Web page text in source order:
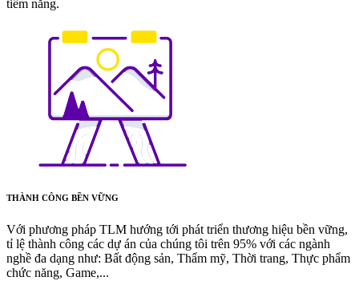
tiềm năng.
THÀNH CÔNG BỀN VỮNG
Với phương pháp TLM hướng tới phát triển thương hiệu bền vững,
tỉ lệ thành công các dự án của chúng tôi trên 95% với các ngành
nghề đa dạng như: Bất động sản, Thẩm mỹ, Thời trang, Thực phẩm
chức năng, Game,...